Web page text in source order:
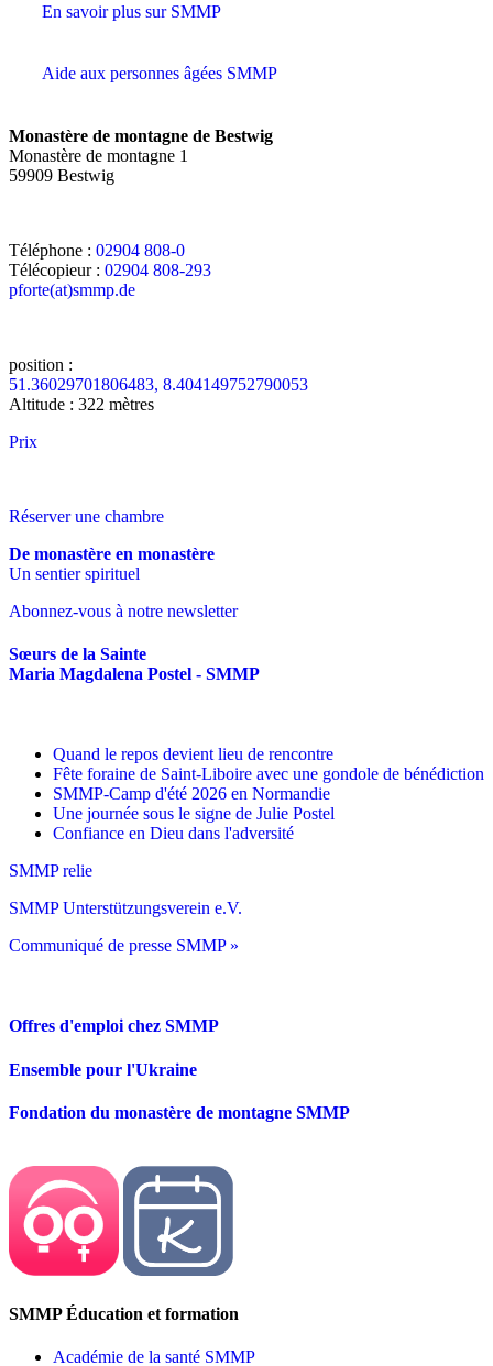
En savoir plus sur SMMP
Aide aux personnes âgées SMMP
Monastère de montagne de Bestwig
Monastère de montagne 1
59909 Bestwig
Téléphone : 02904 808-0
Télécopieur : 02904 808-293
pforte(at)smmp.de
position :
51.36029701806483, 8.404149752790053
Altitude : 322 mètres
Prix
Réserver une chambre
De monastère en monastère
Un sentier spirituel
Abonnez-vous à notre newsletter
Sœurs de la Sainte
Maria Magdalena Postel - SMMP
Quand le repos devient lieu de rencontre
Fête foraine de Saint-Liboire avec une gondole de bénédiction
SMMP-Camp d'été 2026 en Normandie
Une journée sous le signe de Julie Postel
Confiance en Dieu dans l'adversité
SMMP relie
SMMP Unterstützungsverein e.V.
Communiqué de presse SMMP »
Offres d'emploi chez SMMP
Ensemble pour l'Ukraine
Fondation du monastère de montagne SMMP
SMMP Éducation et formation
Académie de la santé SMMP